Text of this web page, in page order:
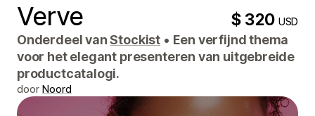
Verve $ 320USD
Onderdeel vanStockist • Een verfijnd thema
voor het elegant presenteren van uitgebreide
productcatalogi.
door Noord